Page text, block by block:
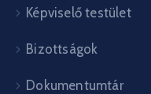
Képviselő testület
Bizottságok
Dokumentumtár